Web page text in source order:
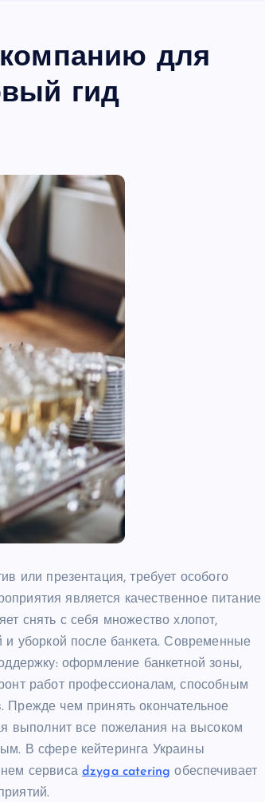
для
гид
или презентация, требует особого
является качественное питание
снять с себя множество хлопот,
и уборкой после банкета. Современные
оформление банкетной зоны,
работ профессионалам, способным
Прежде чем принять окончательное
выполнит все пожелания на высоком
В сфере кейтеринга Украины
сервиса dzyga catering обеспечивает